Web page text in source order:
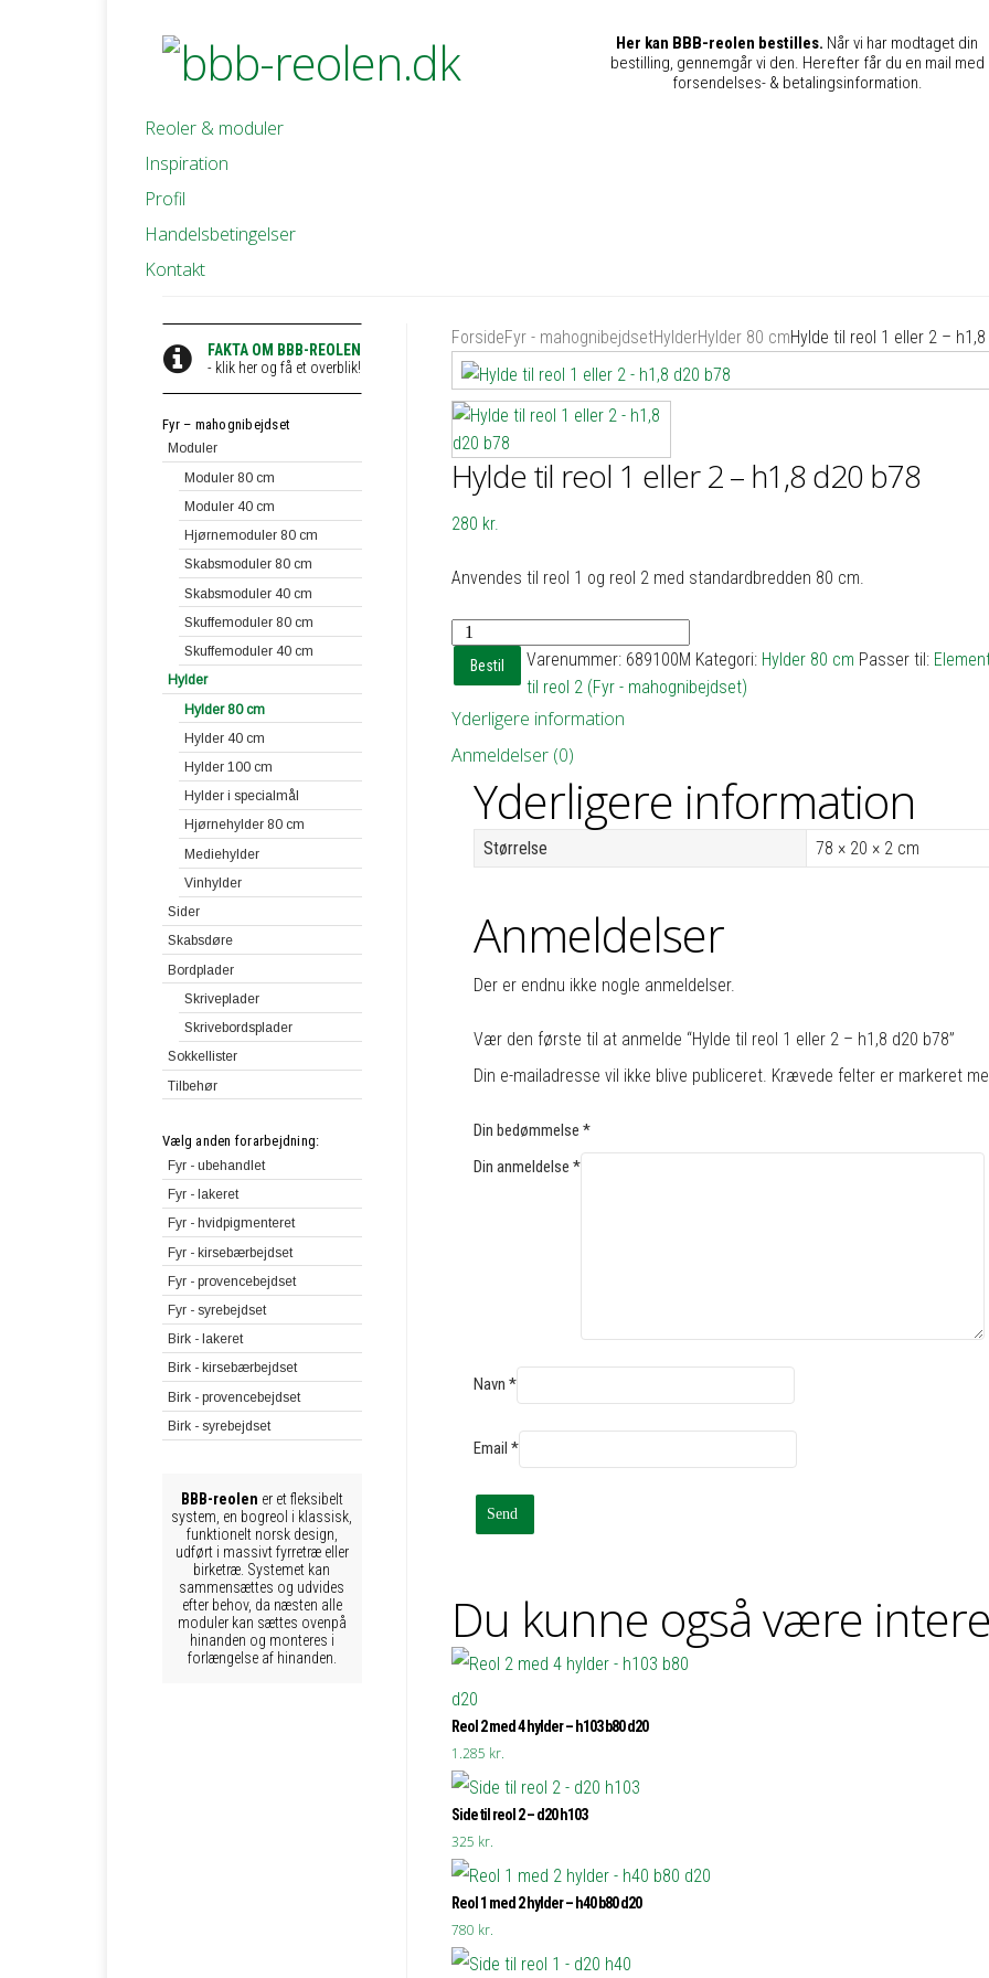
Her kan BBB-reolen bestilles. Når vi har modtaget din
bestilling, gennemgår vi den. Herefter får du en mail med
forsendelses- & betalingsinformation.
Reoler & moduler
Inspiration
Profil
Handelsbetingelser
Kontakt
ForsideFyr - mahognibejdsetHylderHylder 80 cmHylde til reol 1 eller 2 –
Hylde til reol 1 eller 2 – h1,8 d20 b78
280 kr.
Anvendes til reol 1 og reol 2 med standardbredden 80 cm.
Hylde
reol
1
2
Bestil Varenummer: 689100M Kategori: Hylder 80 cm Passer til:
til reol 2 (Fyr - mahognibejdset)
Yderligere information
Anmeldelser (0)
Yderligere information
Størrelse 78 × 20 × 2 cm
Anmeldelser
Der er endnu ikke nogle anmeldelser.
Vær den første til at anmelde “Hylde til reol 1 eller 2 – h1,8 d20 b78”
Din e-mailadresse vil ikke blive publiceret. Krævede felter er markeret
Din bedømmelse *
Din anmeldelse *
Navn *
Email *
Du kunne også være
Reol 2 med 4 hylder – h103 b80 d20
1.285 kr.
Side til reol 2 – d20 h103
325 kr.
Reol 1 med 2 hylder – h40 b80 d20
780 kr.
FAKTA OM BBB-REOLEN
- klik her og få et overblik!
Fyr – mahognibejdset
Moduler
Moduler 80 cm
Moduler 40 cm
Hjørnemoduler 80 cm
Skabsmoduler 80 cm
Skabsmoduler 40 cm
Skuffemoduler 80 cm
Skuffemoduler 40 cm
Hylder
Hylder 80 cm
Hylder 40 cm
Hylder 100 cm
Hylder i specialmål
Hjørnehylder 80 cm
Mediehylder
Vinhylder
Sider
Skabsdøre
Bordplader
Skriveplader
Skrivebordsplader
Sokkellister
Tilbehør
Vælg anden forarbejdning:
Fyr - ubehandlet
Fyr - lakeret
Fyr - hvidpigmenteret
Fyr - kirsebærbejdset
Fyr - provencebejdset
Fyr - syrebejdset
Birk - lakeret
Birk - kirsebærbejdset
Birk - provencebejdset
Birk - syrebejdset
BBB-reolen er et fleksibelt
system, en bogreol i klassisk,
funktionelt norsk design,
udført i massivt fyrretræ eller
birketræ. Systemet kan
sammensættes og udvides
efter behov, da næsten alle
moduler kan sættes ovenpå
hinanden og monteres i
forlængelse af hinanden.